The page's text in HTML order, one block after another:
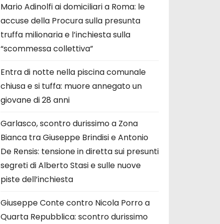
Mario Adinolfi ai domiciliari a Roma: le
accuse della Procura sulla presunta
truffa milionaria e l’inchiesta sulla
“scommessa collettiva”
Entra di notte nella piscina comunale
chiusa e si tuffa: muore annegato un
giovane di 28 anni
Garlasco, scontro durissimo a Zona
Bianca tra Giuseppe Brindisi e Antonio
De Rensis: tensione in diretta sui presunti
segreti di Alberto Stasi e sulle nuove
piste dell’inchiesta
Giuseppe Conte contro Nicola Porro a
Quarta Repubblica: scontro durissimo